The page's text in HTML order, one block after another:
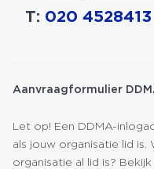
Aanvraagformulier
Let op! Een DDMA-
als jouw organisatie lid
organisatie al lid is? Bekijk
T: 020 4528413